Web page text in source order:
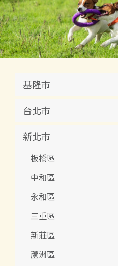
基隆市
台北市
新北市
板橋區
中和區
永和區
三重區
新莊區
蘆洲區